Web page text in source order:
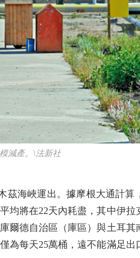
減產。\法新社
海峽運出。據摩根大通計算
均將在22天內耗盡，其中伊拉
爾德自治區（庫區）與土耳其
為每天25萬桶，遠不能滿足出